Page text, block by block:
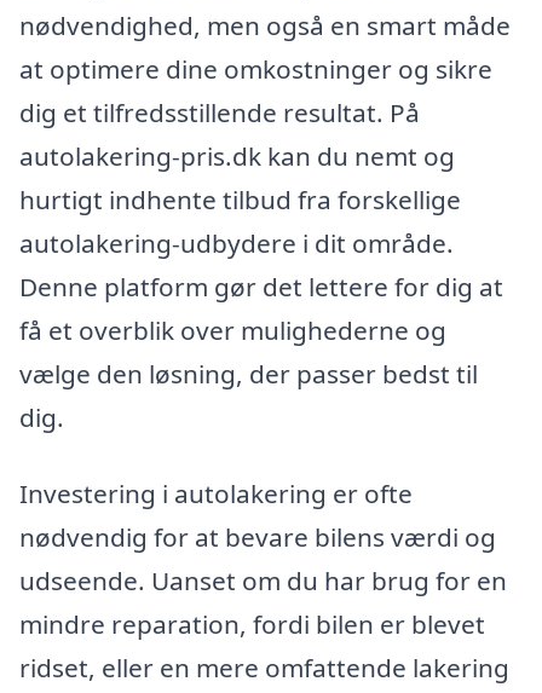
nødvendighed, men også en smart måde
at optimere dine omkostninger og sikre
dig et tilfredsstillende resultat. På
autolakering-pris.dk kan du nemt og
hurtigt indhente tilbud fra forskellige
autolakering-udbydere i dit område.
Denne platform gør det lettere for dig at
få et overblik over mulighederne og
vælge den løsning, der passer bedst til
dig.
Investering i autolakering er ofte
nødvendig for at bevare bilens værdi og
udseende. Uanset om du har brug for en
mindre reparation, fordi bilen er blevet
ridset, eller en mere omfattende lakering